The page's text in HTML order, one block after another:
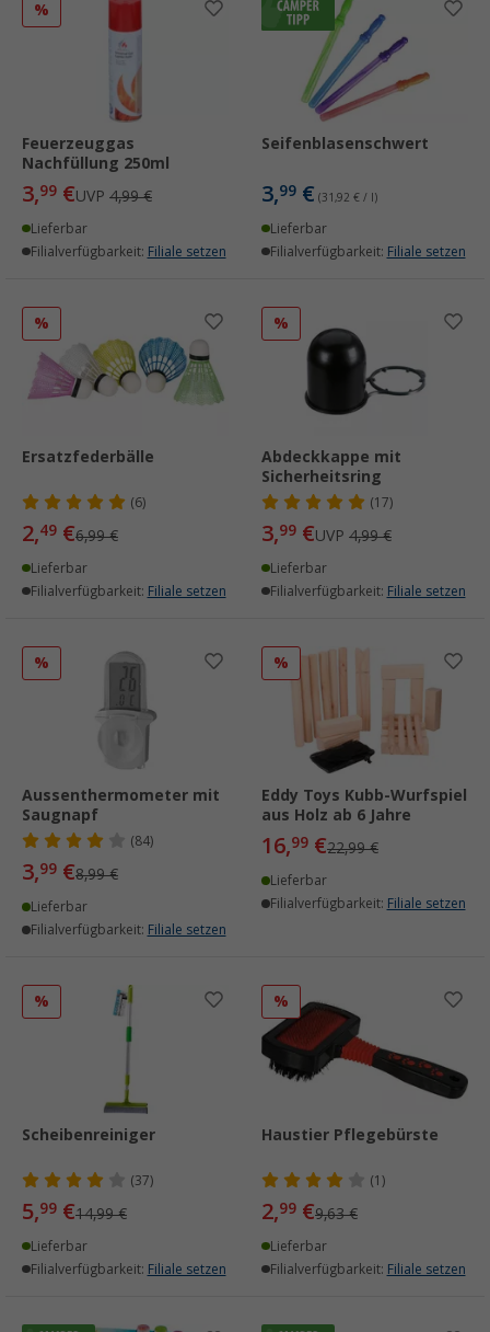
%
Feuerzeuggas
Nachfüllung 250ml
3,99 €UVP 4,99 €
Lieferbar
Filialverfügbarkeit: Filiale setzen
Seifenblasenschwert
3,99 € (31,92 € / l)
Lieferbar
Filialverfügbarkeit: Filiale setzen
%
Ersatzfederbälle
(6)
2,49 €6,99 €
Lieferbar
Filialverfügbarkeit: Filiale setzen
%
Abdeckkappe mit
Sicherheitsring
(17)
3,99 €UVP 4,99 €
Lieferbar
Filialverfügbarkeit: Filiale setzen
%
Aussenthermometer mit
Saugnapf
(84)
3,99 €8,99 €
Lieferbar
Filialverfügbarkeit: Filiale setzen
%
Eddy Toys Kubb-Wurfspiel
aus Holz ab 6 Jahre
16,99 €22,99 €
Lieferbar
Filialverfügbarkeit: Filiale setzen
%
Scheibenreiniger
(37)
5,99 €14,99 €
Lieferbar
Filialverfügbarkeit: Filiale setzen
%
Haustier Pflegebürste
(1)
2,99 €9,63 €
Lieferbar
Filialverfügbarkeit: Filiale setzen